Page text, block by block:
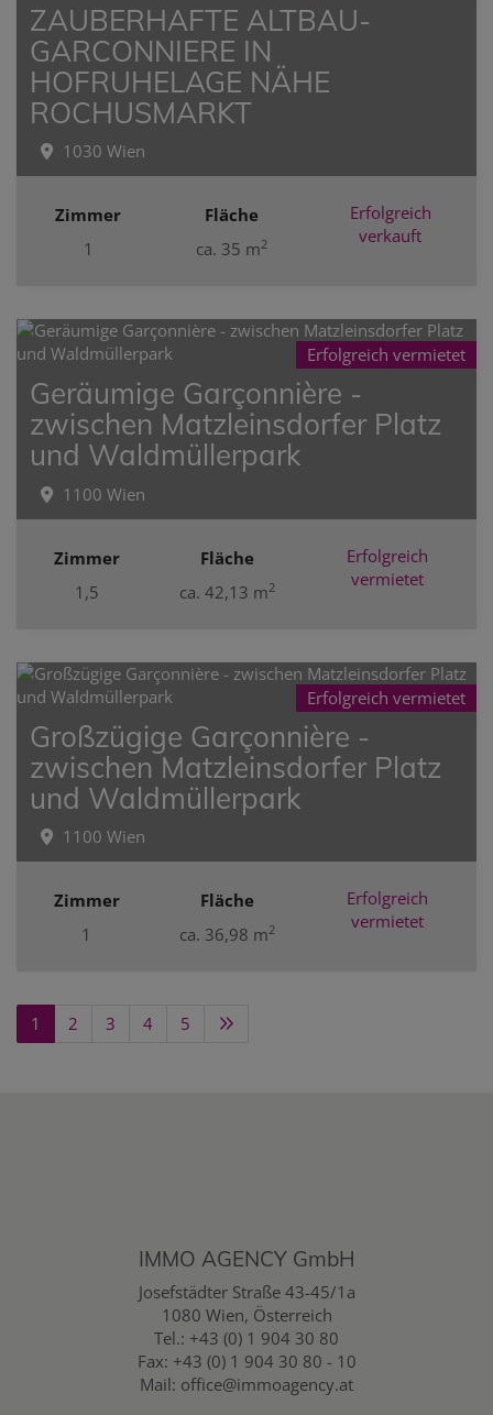
ZAUBERHAFTE ALTBAU-
GARCONNIERE IN
HOFRUHELAGE NÄHE
ROCHUSMARKT
1030 Wien
Zimmer
1
Fläche
ca. 35 m2
Erfolgreich
verkauft
Erfolgreich vermietet
Geräumige Garçonnière -
zwischen Matzleinsdorfer Platz
und Waldmüllerpark
1100 Wien
Zimmer
1,5
Fläche
ca. 42,13 m2
Erfolgreich
vermietet
Erfolgreich vermietet
Großzügige Garçonnière -
zwischen Matzleinsdorfer Platz
und Waldmüllerpark
1100 Wien
Zimmer
1
Fläche
ca. 36,98 m2
Erfolgreich
vermietet
1 2 3 4 5
IMMO AGENCY GmbH
Josefstädter Straße 43-45/1a
1080 Wien, Österreich
Tel.: +43 (0) 1 904 30 80
Fax: +43 (0) 1 904 30 80 - 10
Mail: office@immoagency.at